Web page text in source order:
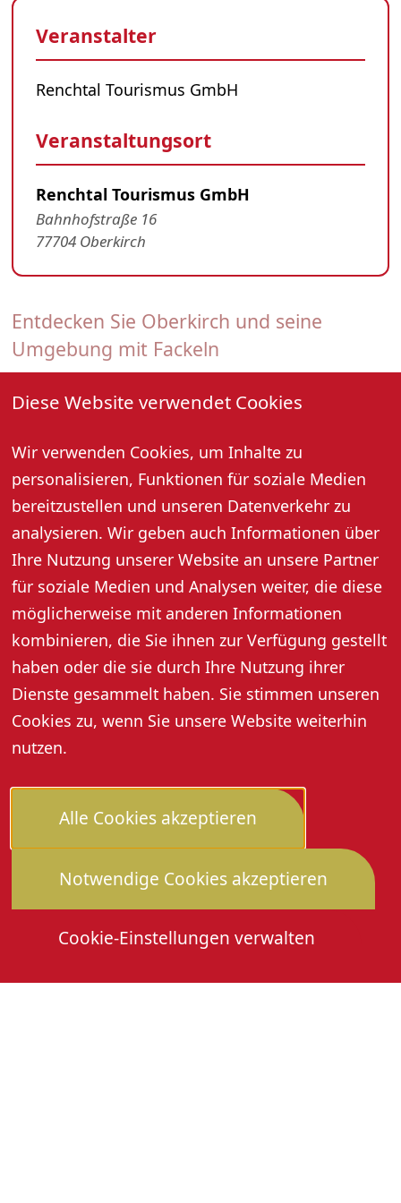
Diese Website verwendet Cookies
Wir verwenden Cookies, um Inhalte zu
personalisieren, Funktionen für soziale Medien
bereitzustellen und unseren Datenverkehr zu
analysieren. Wir geben auch Informationen über
Ihre Nutzung unserer Website an unsere Partner
für soziale Medien und Analysen weiter, die diese
möglicherweise mit anderen Informationen
kombinieren, die Sie ihnen zur Verfügung gestellt
haben oder die sie durch Ihre Nutzung ihrer
Dienste gesammelt haben. Sie stimmen unseren
Cookies zu, wenn Sie unsere Website weiterhin
nutzen.
Alle Cookies akzeptieren
Notwendige Cookies akzeptieren
Cookie-Einstellungen verwalten
Entdecken Sie Oberkirch und seine
Umgebung mit Fackeln
Dezember bis Februar um 19:00 Uhr
Dauer: ca. 1,5 Stunden
Bei Einbruch der Dunkelheit sorgen Fackeln für eine
tolle Atmosphäre.
Preis pro Person: 10,- Euro, Kinder 8,- Euro
Anmeldung erforderlich: Renchtal Tourismus GmbH,
Tel. 07802 82600
Veranstalter
Renchtal Tourismus GmbH
Veranstaltungsort
Renchtal Tourismus GmbH
Bahnhofstraße 16
77704 Oberkirch